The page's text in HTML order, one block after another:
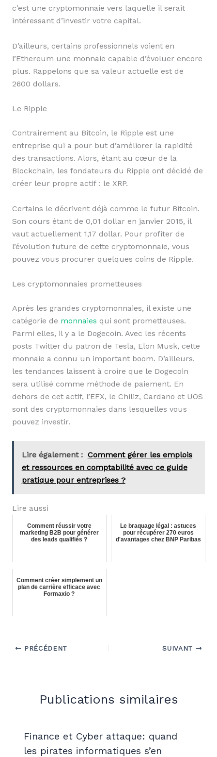
c’est une cryptomonnaie vers laquelle il serait
intéressant d’investir votre capital.
D’ailleurs, certains professionnels voient en
l’Ethereum une monnaie capable d’évoluer encore
plus. Rappelons que sa valeur actuelle est de
2600 dollars.
Le Ripple
Contrairement au Bitcoin, le Ripple est une
entreprise qui a pour but d’améliorer la rapidité
des transactions. Alors, étant au cœur de la
Blockchain, les fondateurs du Ripple ont décidé de
créer leur propre actif : le XRP.
Certains le décrivent déjà comme le futur Bitcoin.
Son cours étant de 0,01 dollar en janvier 2015, il
vaut actuellement 1,17 dollar. Pour profiter de
l’évolution future de cette cryptomonnaie, vous
pouvez vous procurer quelques coins de Ripple.
Les cryptomonnaies prometteuses
Après les grandes cryptomonnaies, il existe une
catégorie de monnaies qui sont prometteuses.
Parmi elles, il y a le Dogecoin. Avec les récents
posts Twitter du patron de Tesla, Elon Musk, cette
monnaie a connu un important boom. D’ailleurs,
les tendances laissent à croire que le Dogecoin
sera utilisé comme méthode de paiement. En
dehors de cet actif, l’EFX, le Chiliz, Cardano et UOS
sont des cryptomonnaies dans lesquelles vous
pouvez investir.
Lire également : Comment gérer les emplois
et ressources en comptabilité avec ce guide
pratique pour entreprises ?
Lire aussi
Comment réussir votre
marketing B2B pour générer
des leads qualifiés ?
Le braquage légal : astuces
pour récupérer 270 euros
d'avantages chez BNP Paribas
Comment créer simplement un
plan de carrière efficace avec
Formaxio ?
PRÉCÉDENT SUIVANT
Publications similaires
Finance et Cyber attaque: quand
les pirates informatiques s’en